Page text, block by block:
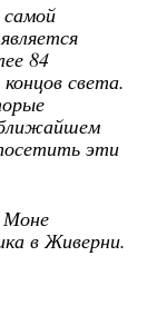
84
света.
эти
Моне
в Живерни.